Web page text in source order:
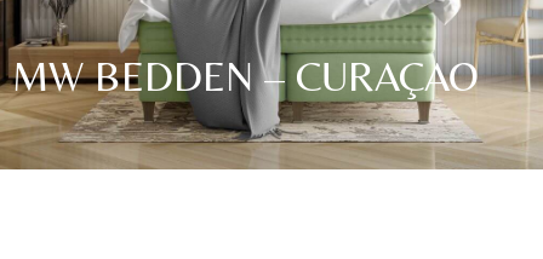
MW BEDDEN – CURAÇAO